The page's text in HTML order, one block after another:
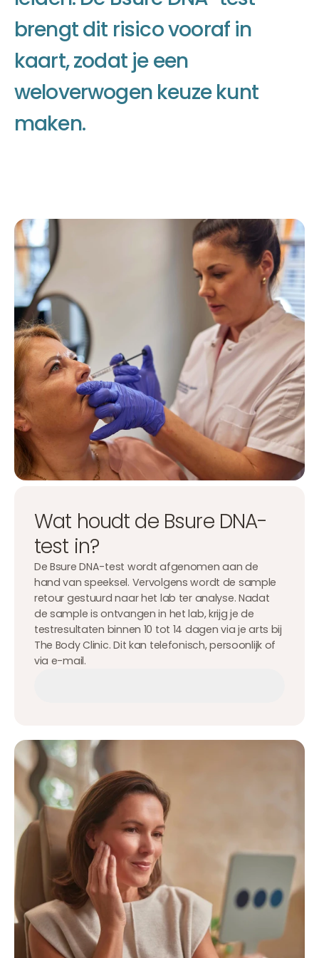
brengtdit risicovooraf in
kaart,zodat jeeen
weloverwogen keuze kunt
maken.
Wat houdt de Bsure DNA-
test in?
De Bsure DNA-test wordt afgenomen aan de
hand van speeksel. Vervolgens wordt de sample
retour gestuurd naar het lab ter analyse. Nadat
de sample is ontvangen in het lab, krijg je de
testresultaten binnen 10 tot 14 dagen via je arts bij
The Body Clinic. Dit kan telefonisch, persoonlijk of
via e-mail.